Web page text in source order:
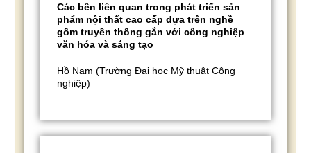
Các bên liên quan trong phát triển sản
phẩm nội thất cao cấp dựa trên nghề
gốm truyền thống gắn với công nghiệp
văn hóa và sáng tạo
Hồ Nam (Trường Đại học Mỹ thuật Công
nghiệp)